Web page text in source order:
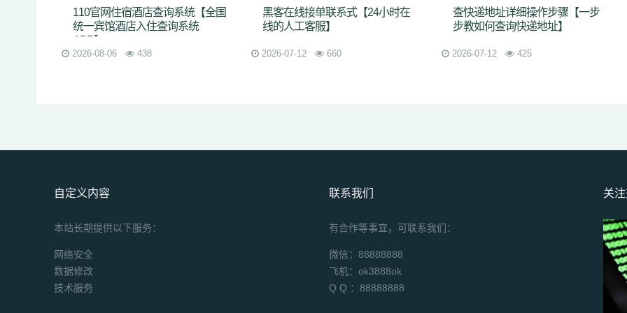
110官网住宿酒店查询系统【全国
统一宾馆酒店入住查询系统
APP】
2026-08-06 438
黑客在线接单联系式【24小时在
线的人工客服】
2026-07-12 660
查快递地址详细操作步骤【一步
步教如何查询快递地址】
2026-07-12 425
自定义内容
本站长期提供以下服务：
网络安全
数据修改
技术服务
联系我们
有合作等事宜，可联系我们：
微信：88888888
飞机：ok3888ok
Q Q ：88888888
关